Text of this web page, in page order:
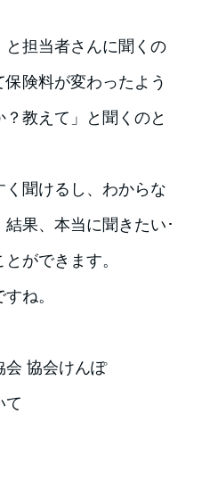
と担当者さんに聞くの
険料が変わったよう
教えて」と聞くのと
聞けるし、わからな
果、本当に聞きたい･
ができます。
ね。
会 協会けんぽ
て